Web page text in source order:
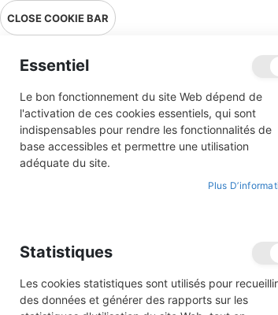
ALBUMS ILLUSTRÉS
CLOSE COOKIE BAR
Essentiel
Le bon fonctionnement du site Web dépend de
l'activation de ces cookies essentiels, qui sont
indispensables pour rendre les fonctionnalités de
base accessibles et permettre une utilisation
adéquate du site.
Plus
Statistiques
Les cookies statistiques sont utilisés pour recueillir
des données et générer des rapports sur les